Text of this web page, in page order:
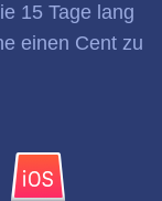
15 Tage lang
einen Cent zu